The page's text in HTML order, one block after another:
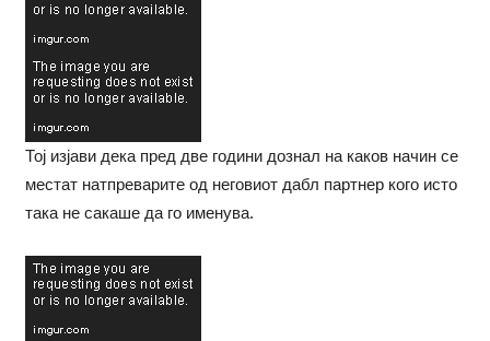
Тој изјави дека пред две години дознал на каков начин се
местат натпреварите од неговиот дабл партнер кого исто
така не сакаше да го именува.